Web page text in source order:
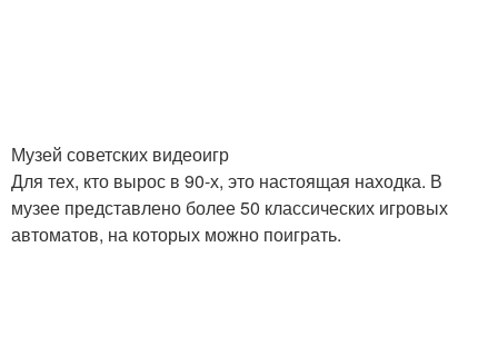
Музей советских видеоигр
Для тех, кто вырос в 90-х, это настоящая находка. В
музее представлено более 50 классических игровых
автоматов, на которых можно поиграть.